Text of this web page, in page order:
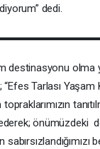
dedi.
destinasyonu olma
Tarlası Yaşam
önümüzdeki